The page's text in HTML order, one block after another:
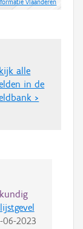
Vlaanderen
alle
in de
>
06-2023